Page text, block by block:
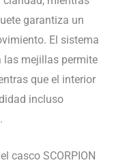
garantiza un
El sistema
mejillas permite
que el interior
incluso
casco SCORPION